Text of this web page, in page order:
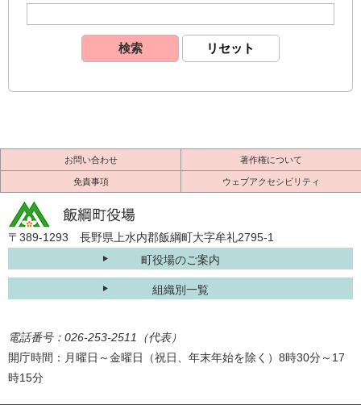
お問い合わせ 著作権について
免責事項 ウェブアクセシビリティ
〒389-1293 長野県上水内郡飯綱町大字牟礼2795-1
町役場のご案内
組織別一覧
電話番号：026-253-2511（代表）
開庁時間：月曜日～金曜日（祝日、年末年始を除く）8時30分～17
時15分